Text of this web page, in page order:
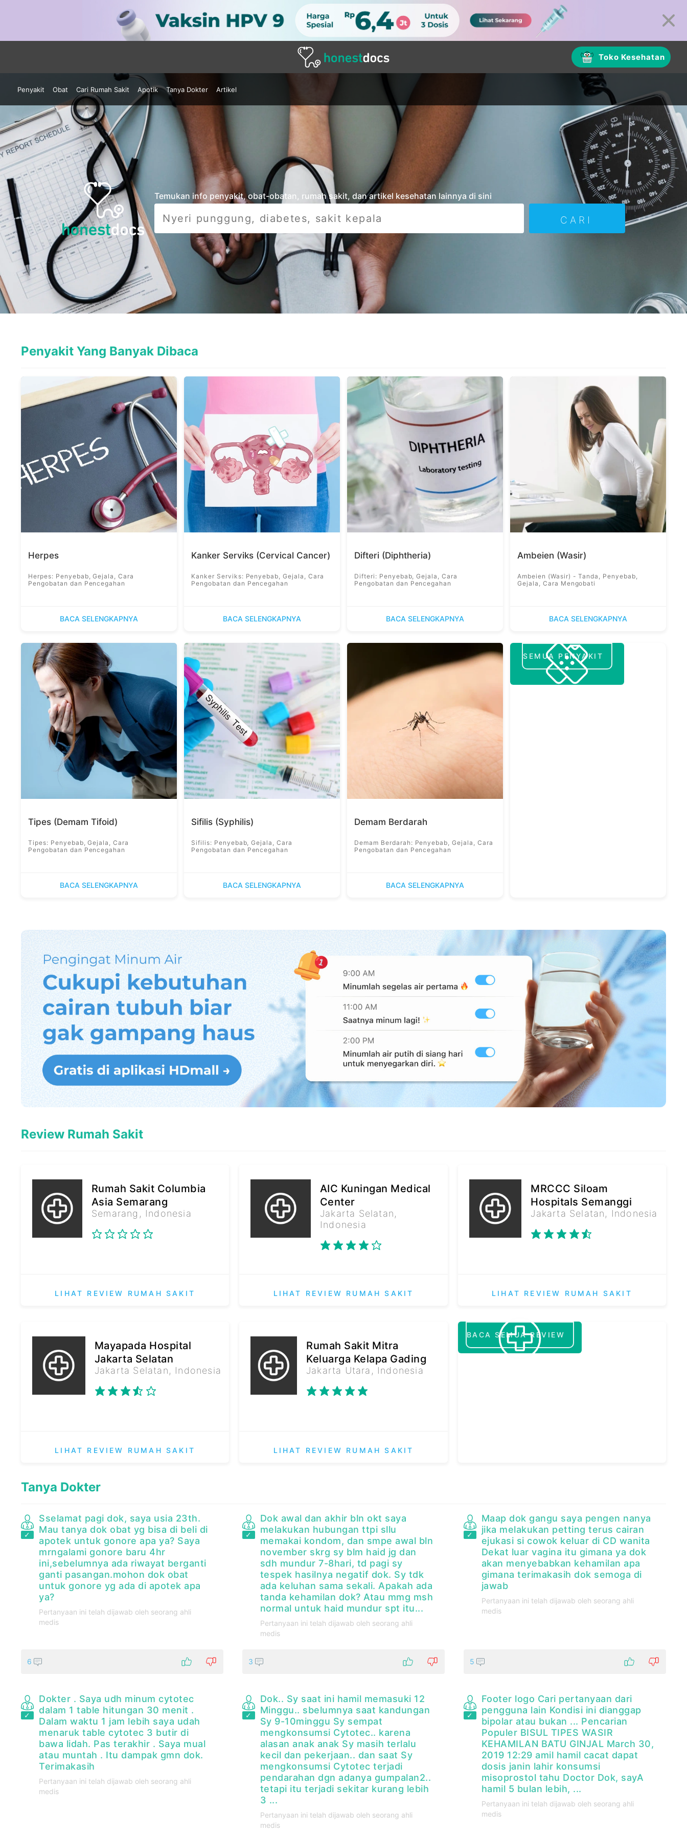
Toko Kesehatan
Penyakit Obat Cari Rumah Sakit Apotik Tanya Dokter Artikel
Temukan info penyakit, obat-obatan, rumah sakit, dan artikel kesehatan lainnya di sini
Penyakit Yang Banyak Dibaca
Herpes
Herpes: Penyebab, Gejala, Cara
Pengobatan dan Pencegahan
BACA SELENGKAPNYA
Kanker Serviks (Cervical Cancer)
Kanker Serviks: Penyebab, Gejala, Cara
Pengobatan dan Pencegahan
BACA SELENGKAPNYA
Difteri (Diphtheria)
Difteri: Penyebab, Gejala, Cara
Pengobatan dan Pencegahan
BACA SELENGKAPNYA
Ambeien (Wasir)
Ambeien (Wasir) - Tanda, Penyebab,
Gejala, Cara Mengobati
BACA SELENGKAPNYA
Tipes (Demam Tifoid)
Tipes: Penyebab, Gejala, Cara
Pengobatan dan Pencegahan
BACA SELENGKAPNYA
Sifilis (Syphilis)
Sifilis: Penyebab, Gejala, Cara
Pengobatan dan Pencegahan
BACA SELENGKAPNYA
Demam Berdarah
Demam Berdarah: Penyebab, Gejala, Cara
Pengobatan dan Pencegahan
BACA SELENGKAPNYA
SEMUA PENYAKIT
Review Rumah Sakit
Rumah Sakit Columbia
Asia Semarang
Semarang, Indonesia
LIHAT REVIEW RUMAH SAKIT
AIC Kuningan Medical
Center
Jakarta Selatan,
Indonesia
LIHAT REVIEW RUMAH SAKIT
MRCCC Siloam
Hospitals Semanggi
Jakarta Selatan, Indonesia
LIHAT REVIEW RUMAH SAKIT
Mayapada Hospital
Jakarta Selatan
Jakarta Selatan, Indonesia
LIHAT REVIEW RUMAH SAKIT
Rumah Sakit Mitra
Keluarga Kelapa Gading
Jakarta Utara, Indonesia
LIHAT REVIEW RUMAH SAKIT
BACA SEMUA REVIEW
Tanya Dokter
Sselamat pagi dok, saya usia 23th.
Mau tanya dok obat yg bisa di beli di
apotek untuk gonore apa ya? Saya
mrngalami gonore baru 4hr
ini,sebelumnya ada riwayat berganti
ganti pasangan.mohon dok obat
untuk gonore yg ada di apotek apa
ya?
Pertanyaan ini telah dijawab oleh seorang ahli
medis
6
Dok awal dan akhir bln okt saya
melakukan hubungan ttpi sllu
memakai kondom, dan smpe awal bln
november skrg sy blm haid jg dan
sdh mundur 7-8hari, td pagi sy
tespek hasilnya negatif dok. Sy tdk
ada keluhan sama sekali. Apakah ada
tanda kehamilan dok? Atau mmg msh
normal untuk haid mundur spt itu...
Pertanyaan ini telah dijawab oleh seorang ahli
medis
3
Maap dok gangu saya pengen nanya
jika melakukan petting terus cairan
ejukasi si cowok keluar di CD wanita
Dekat luar vagina itu gimana ya dok
akan menyebabkan kehamilan apa
gimana terimakasih dok semoga di
jawab
Pertanyaan ini telah dijawab oleh seorang ahli
medis
5
Dokter . Saya udh minum cytotec
dalam 1 table hitungan 30 menit .
Dalam waktu 1 jam lebih saya udah
menaruk table cytotec 3 butir di
bawa lidah. Pas terakhir . Saya mual
atau muntah . Itu dampak gmn dok.
Terimakasih
Pertanyaan ini telah dijawab oleh seorang ahli
medis
Dok.. Sy saat ini hamil memasuki 12
Minggu.. sbelumnya saat kandungan
Sy 9-10minggu Sy sempat
mengkonsumsi Cytotec.. karena
alasan anak anak Sy masih terlalu
kecil dan pekerjaan.. dan saat Sy
mengkonsumsi Cytotec terjadi
pendarahan dgn adanya gumpalan2..
tetapi itu terjadi sekitar kurang lebih
3 ...
Pertanyaan ini telah dijawab oleh seorang ahli
medis
Footer logo Cari pertanyaan dari
pengguna lain Kondisi ini dianggap
bipolar atau bukan ... Pencarian
Populer BISUL TIPES WASIR
KEHAMILAN BATU GINJAL March 30,
2019 12:29 amil hamil cacat dapat
dosis janin lahir konsumsi
misoprostol tahu Doctor Dok, sayA
hamil 5 bulan lebih, ...
Pertanyaan ini telah dijawab oleh seorang ahli
medis